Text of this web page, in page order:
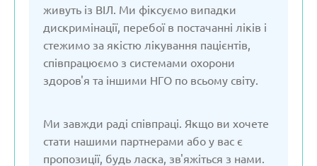
живуть із ВІЛ. Ми фіксуємо випадки
дискримінації, перебої в постачанні ліків і
стежимо за якістю лікування пацієнтів,
співпрацюємо з системами охорони
здоров'я та іншими НГО по всьому світу.
Ми завжди раді співпраці. Якщо ви хочете
стати нашими партнерами або у вас є
пропозиції, будь ласка, зв'яжіться з нами.
Польща
Російська Федерація
Словакія